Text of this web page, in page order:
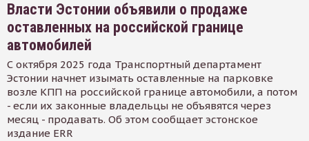
Власти Эстонии объявили о продаже
оставленных на российской границе
автомобилей
С октября 2025 года Транспортный департамент
Эстонии начнет изымать оставленные на парковке
возле КПП на российской границе автомобили, а потом
- если их законные владельцы не объявятся через
месяц - продавать. Об этом сообщает эстонское
издание ERR